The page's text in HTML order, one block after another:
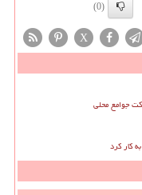
(0)
X
جوامع محلی
کار کرد